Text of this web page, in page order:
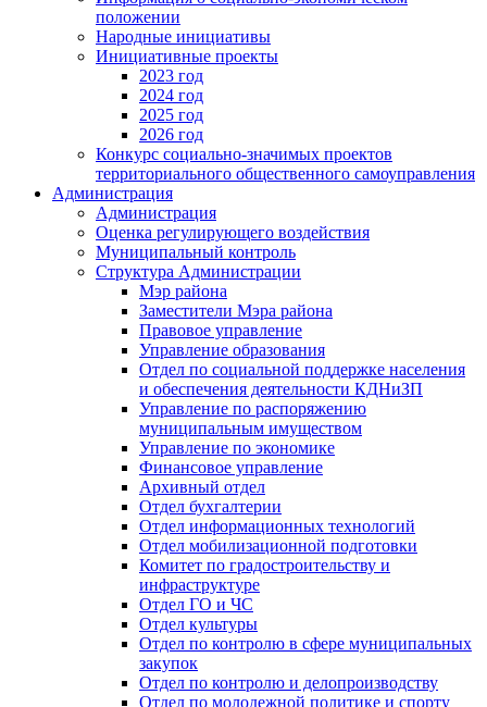
положении
Народные инициативы
Инициативные проекты
2023 год
2024 год
2025 год
2026 год
Конкурс социально-значимых проектов
территориального общественного самоуправления
Администрация
Администрация
Оценка регулирующего воздействия
Муниципальный контроль
Структура Администрации
Мэр района
Заместители Мэра района
Правовое управление
Управление образования
Отдел по социальной поддержке населения
и обеспечения деятельности КДНиЗП
Управление по распоряжению
муниципальным имуществом
Управление по экономике
Финансовое управление
Архивный отдел
Отдел бухгалтерии
Отдел информационных технологий
Отдел мобилизационной подготовки
Комитет по градостроительству и
инфраструктуре
Отдел ГО и ЧС
Отдел культуры
Отдел по контролю в сфере муниципальных
закупок
Отдел по контролю и делопроизводству
Отдел по молодежной политике и спорту